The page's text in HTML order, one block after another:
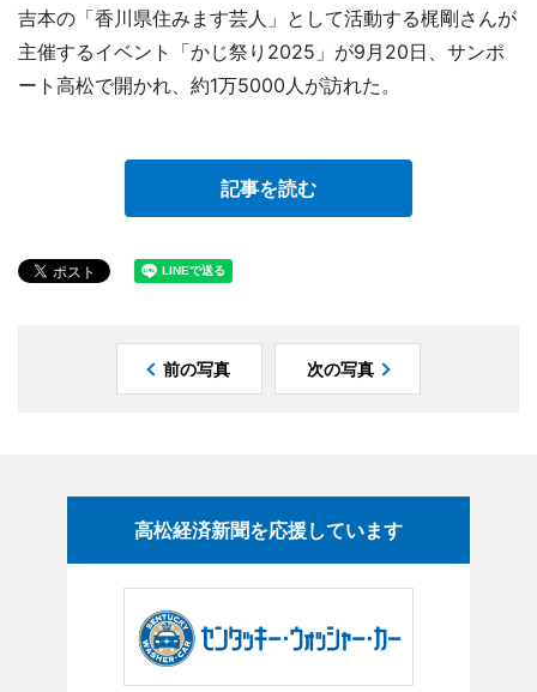
吉本の「香川県住みます芸人」として活動する梶剛さんが
主催するイベント「かじ祭り2025」が9月20日、サンポ
ート高松で開かれ、約1万5000人が訪れた。
記事を読む
前の写真 次の写真
高松経済新聞を応援しています